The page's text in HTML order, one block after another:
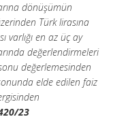
dönüşümün
Türk lirasına
varlığı en az üç ay
değerlendirmeleri
değerlemesinden
elde edilen faiz
23